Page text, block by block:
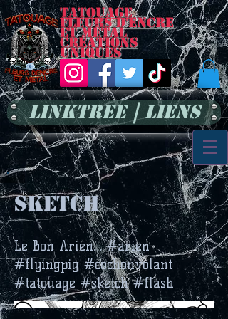
Tatouage
Fleurs d'encre
et métal
Créations
uniques
LinkTree | Liens
sketch
Le Bon Arien… #arien
#flyingpig #cochonvolant
#tatouage #sketch #flash